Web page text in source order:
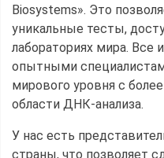
Biosystems». Это
уникальные тесты,
лабораториях мира. Все
опытными
мирового уровня с
области ДНК-анализа.
У нас есть
страны, что позволяет